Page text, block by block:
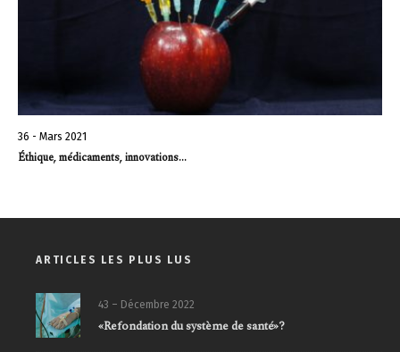
36 - Mars 2021
Éthique, médicaments, innovations…
ARTICLES LES PLUS LUS
43 – Décembre 2022
«Refondation du système de santé»?